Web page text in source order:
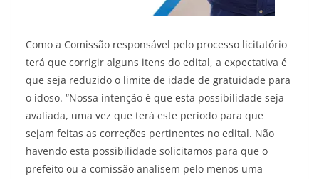
Como a Comissão responsável pelo processo licitatório
terá que corrigir alguns itens do edital, a expectativa é
que seja reduzido o limite de idade de gratuidade para
o idoso. “Nossa intenção é que esta possibilidade seja
avaliada, uma vez que terá este período para que
sejam feitas as correções pertinentes no edital. Não
havendo esta possibilidade solicitamos para que o
prefeito ou a comissão analisem pelo menos uma